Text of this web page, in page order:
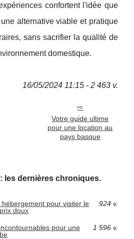
confortent l'idée que
alternative viable et pratique
sans sacrifier la qualité de
domestique.
16/05/2024 11:15 - 2 463 v.
Votre guide ultime
pour une location au
pays basque
les dernières chroniques.
hébergement pour visiter le
doux
924 v.
pour une
1 596 v.